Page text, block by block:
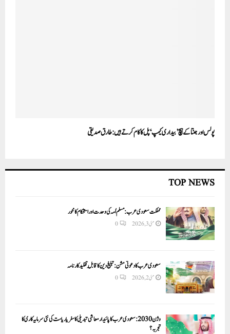
پولس اور جنتا کے بیچ ’بیداری کیمپ‘ پل کا کام کرتے ہیں:طارق صدیقی
TOP NEWS
مملکت سعودی عرب: مسلم اُمہ کی وحدت اور استحکام کا محور
مئی 3, 2026 0
سعودی عرب کا دعوتی مشن: تبلیغ دین کا قابلِ تقلید کارنامہ
مئی 2, 2026 0
وژن 2030:سعودی عرب کا پائیدار معاشی تبدیلی کا سفر یا ریاست کی نئی سرمایہ کاری کا
تجربہ؟